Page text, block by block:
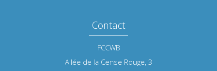
Contact
FCCWB
Allée de la Cense Rouge, 3